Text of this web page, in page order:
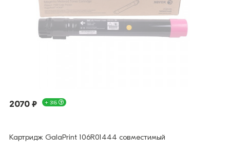
2070 ₽ + 31Б
Картридж GalaPrint 106R01444 совместимый